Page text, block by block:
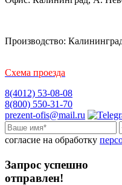
Производство:
Схема проезда
8(4012) 53-08-08
8(800) 550-31-70
prezent-ofis@mail.ru
согласие на обработку
Запрос успешно
отправлен!